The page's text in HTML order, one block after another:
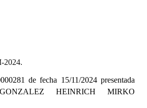
2024.
de fecha 15/11/2024 presentada
GONZALEZ HEINRICH MIRKO